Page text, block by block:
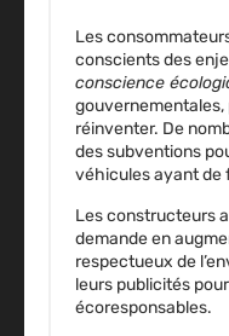
Les
conscients des
conscience
gouvernementales
réinventer. De
des subventions
véhicules ayant de
Lesconstructeurs
demande en
respectueux de
leurs publicités
écoresponsables.